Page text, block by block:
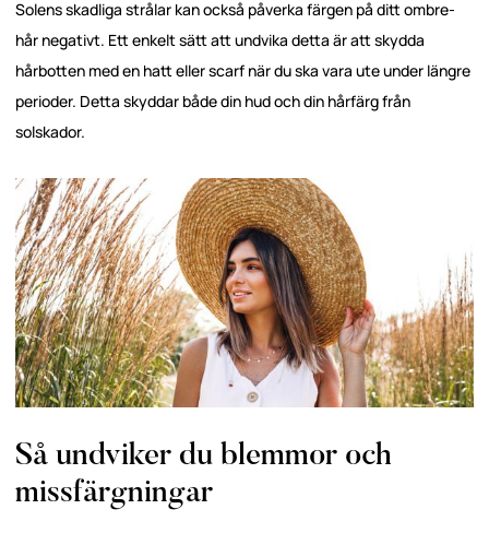
Solens skadliga strålar kan också påverka färgen på ditt ombre-
hår negativt. Ett enkelt sätt att undvika detta är att skydda
hårbotten med en hatt eller scarf när du ska vara ute under längre
perioder. Detta skyddar både din hud och din hårfärg från
solskador.
Så undviker du blemmor och
missfärgningar